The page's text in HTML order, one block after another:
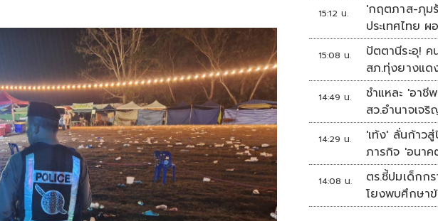
15:12 น.
'กฤตภาส-ภุม
ประเทศไทย
เจ้าภาพต่อ ปี
15:08 น.
ปัตตานีระอุ!
สภ.ทุ่งยางแด
ติดตามผู้ก่อเ
14:49 น.
ชำแหละ 'อา
สว.อำนาจเ
พาน' ขายก๋วย
14:29 น.
'เท้ง' ลั่นก้าว
ภารกิจ 'อนาค
ระบอบสีน้ำเงิ
สั่นคลอน
14:08 น.
ตร.ชี้ปมเด็กก
โยงพบศึกษา
2 ปี